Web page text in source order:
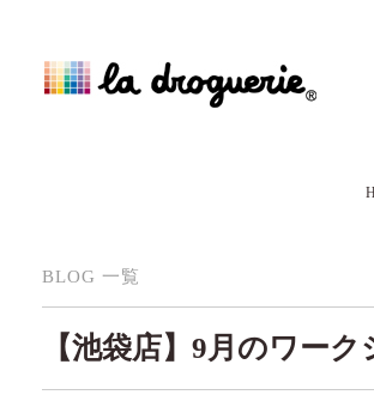
BLOG 一覧
【池袋店】9月のワー